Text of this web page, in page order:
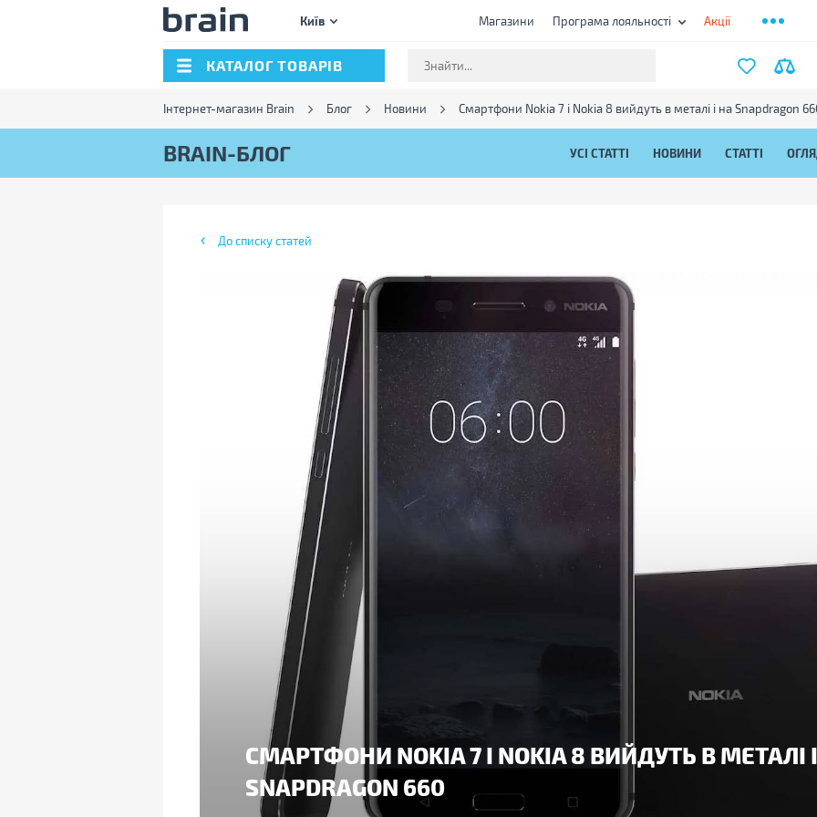
Київ Магазини Програма лояльності Акції
КАТАЛОГ ТОВАРІВ
Інтернет-магазин Brain Блог Новини Смартфони Nokia 7 і Nokia 8 вийдуть в металі і на Snapdragon
BRAIN-БЛОГ УСІ СТАТТІ НОВИНИ СТАТТІ
До списку статей
СМАРТФОНИ NOKIA 7 І NOKIA 8 ВИЙДУТЬ В МЕТАЛІ
SNAPDRAGON 660